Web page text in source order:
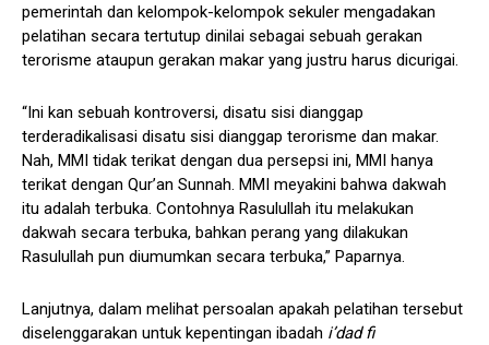
pemerintah dan kelompok-kelompok sekuler mengadakan
pelatihan secara tertutup dinilai sebagai sebuah gerakan
terorisme ataupun gerakan makar yang justru harus dicurigai.
“Ini kan sebuah kontroversi, disatu sisi dianggap
terderadikalisasi disatu sisi dianggap terorisme dan makar.
Nah, MMI tidak terikat dengan dua persepsi ini, MMI hanya
terikat dengan Qur’an Sunnah. MMI meyakini bahwa dakwah
itu adalah terbuka. Contohnya Rasulullah itu melakukan
dakwah secara terbuka, bahkan perang yang dilakukan
Rasulullah pun diumumkan secara terbuka,” Paparnya.
Lanjutnya, dalam melihat persoalan apakah pelatihan tersebut
diselenggarakan untuk kepentingan ibadah i’dad fi